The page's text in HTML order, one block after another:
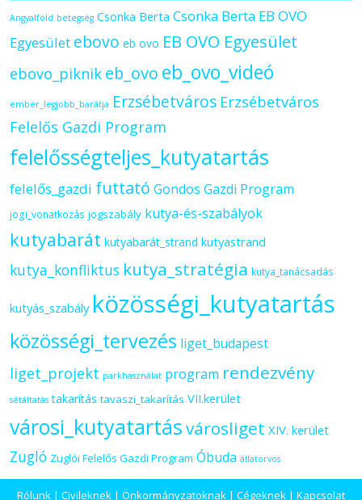
Angyalföld betegség Csonka Berta Csonka Berta EB OVO
Egyesület ebovo eb ovo EB OVO Egyesület
ebovo_piknik eb_ovo eb_ovo_videó
ember_legjobb_barátja Erzsébetváros Erzsébetváros
Felelős Gazdi Program
felelősségteljes_kutyatartás
felelős_gazdi futtató Gondos Gazdi Program
jogi_vonatkozás jogszabály kutya-és-szabályok
kutyabarát kutyabarát_strand kutyastrand
kutya_konfliktus kutya_stratégia kutya_tanácsadás
kutyás_szabály közösségi_kutyatartás
közösségi_tervezés liget_budapest
liget_projekt parkhasználat program rendezvény
sétáltatás takarítás tavaszi_takarítás VII.kerület
városi_kutyatartásvárosliget XIV. kerület
Zugló Zuglói Felelős Gazdi Program Óbuda állatorvos
Rólunk | Civileknek | Önkormányzatoknak | Cégeknek | Kapcsolat